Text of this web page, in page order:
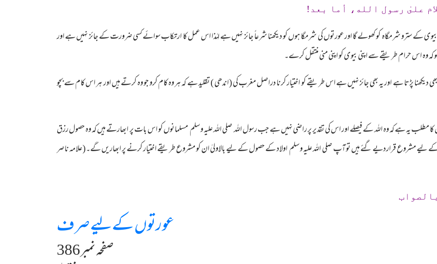
علىٰ رسول الله، أما بعد!
بیوی کے سترو شرمگاہ کو کھولے گا اور عورتوں کی شرمگا ہوں کو دیکھنا شرعاً جائز نہیں ہے لہٰذا اس عمل کا ارتکاب سوائے کسی ضرورت کے جائز نہیں ہے اور
کہ وہ اس حرام طریقے سے اپنی بیوی کو اپنی منی منتقل کرے۔
دیکھنا پڑتا ہے اور یہ بھی جائز نہیں ہے اس طریقے کو اختیار کرنا دراصل مغرب کی (اندھی ) تقلید ہے کہ ہر وہ کام کرو جو وہ کرتے ہیں اور ہر اس کام سے بچو
مطلب یہ ہے کہ وہ اللہ کے فیصلے اور اس کی تقدیر پر راضی نہیں ہے جب رسول اللہ صلی اللہ علیہ وسلم مسلمانوں کو اس بات پر ابھارتے ہیں کہ وہ حصول رزق
لیے مشروع قراردیے گئے ہیں تو آپ صلی اللہ علیہ وسلم اولاد کے حصول کے لیے بالاولیٰ ان کو مشروع طریقے اختیار کرنے پر ابھاریں گے۔(علامہ ناصر
عورتوں کےلیے صرف
صفحہ نمبر 386